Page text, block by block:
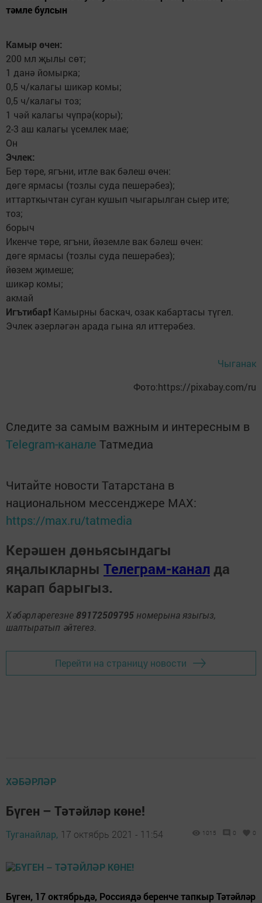
тәмле булсын
Камыр өчен:
200 мл җылы сөт;
1 данә йомырка;
0,5 ч/калагы шикәр комы;
0,5 ч/калагы тоз;
1 чәй калагы чүпрә(коры);
2-3 аш калагы үсемлек мае;
Он
Эчлек:
Бер төре, ягъни, итле вак бәлеш өчен:
дөге ярмасы (тозлы суда пешерәбез);
иттарткычтан суган кушып чыгарылган сыер ите;
тоз;
борыч
Икенче төре, ягъни, йөземле вак бәлеш өчен:
дөге ярмасы (тозлы суда пешерәбез);
йөзем җимеше;
шикәр комы;
акмай
Игътибар❗ Камырны баскач, озак кабартасы түгел.
Эчлек әзерләгән арада гына ял иттерәбез.
Чыганак
Фото:https://pixabay.com/ru
Следите за самым важным и интересным в
Telegram-канале Татмедиа
Читайте новости Татарстана в
национальном мессенджере MАХ:
https://max.ru/tatmedia
Керәшен дөньясындагы
яңалыкларны Телеграм-канал да
карап барыгыз.
Хәбәрләрегезне 89172509795 номерына языгыз,
шалтыратып әйтегез.
Перейти на страницу новости
ХӘБӘРЛӘР
Бүген – Тәтәйләр көне!
Туганайлар, 17 октябрь 2021 - 11:54 1015 0 0
Бүген, 17 октябрьдә, Россиядә беренче тапкыр Тәтәйләр